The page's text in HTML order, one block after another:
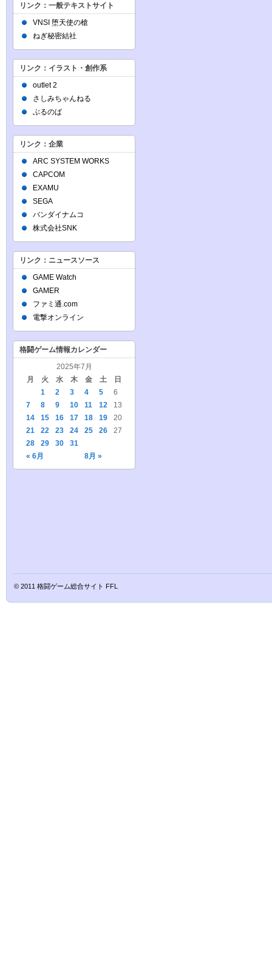
リンク：一般テキストサイト
VNSI 堕天使の槍
ねぎ秘密結社
リンク：イラスト・創作系
outlet 2
さしみちゃんねる
ぶるのば
リンク：企業
ARC SYSTEM WORKS
CAPCOM
EXAMU
SEGA
バンダイナムコ
株式会社SNK
リンク：ニュースソース
GAME Watch
GAMER
ファミ通.com
電撃オンライン
格闘ゲーム情報カレンダー
2025年7月
月
火 水 木 金 土 日
« 6月 8月 »
1 2 3 4 5
6
7
8 9 10 11 12
13
14
15 16 17 18 19
20
21
22 23 24 25 26
27
28
29 30 31
© 2011 格闘ゲーム総合サイト FFL